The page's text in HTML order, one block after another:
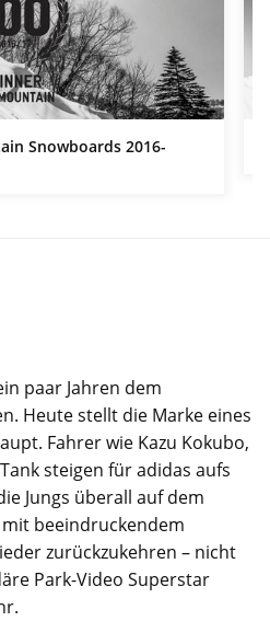
Snowboards 2016-
paar Jahren dem
Heute stellt die Marke eines
Fahrer wie Kazu Kokubo,
steigen für adidas aufs
Jungs überall auf dem
beeindruckendem
zurückzukehren – nicht
Park-Video Superstar